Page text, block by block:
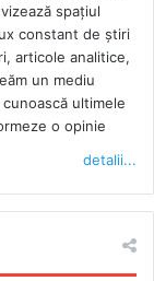
spațiul
constant de ştiri
articole analitice,
un mediu
ultimele
o opinie
detalii...